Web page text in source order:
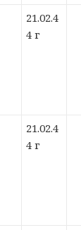
21.02.4
4 г
21.02.4
4 г